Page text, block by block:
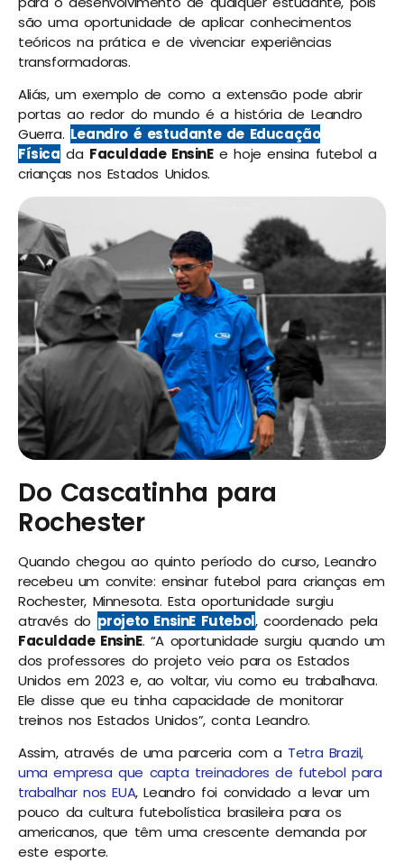
são uma oportunidade de aplicar conhecimentos
teóricos na prática e de vivenciar experiências
transformadoras.
Aliás, um exemplo de como a extensão pode abrir
portas ao redor do mundo é a história de Leandro
Guerra. Leandro é estudante de Educação
Física da Faculdade EnsinEe hoje ensina futebol a
crianças nos Estados Unidos.
Do Cascatinha para
Rochester
Quando chegou ao quinto período do curso, Leandro
recebeu um convite: ensinar futebol para crianças em
Rochester, Minnesota. Esta oportunidade surgiu
através do projeto EnsinE Futebol, coordenado pela
Faculdade EnsinE. “A oportunidade surgiu quando um
dos professores do projeto veio para os Estados
Unidos em 2023 e, ao voltar, viu como eu trabalhava.
Ele disse que eu tinha capacidade de monitorar
treinos nos Estados Unidos”, conta Leandro.
Assim, através de uma parceria com a Tetra Brazil,
uma empresa que capta treinadores de futebol para
trabalhar nos EUA, Leandro foi convidado a levar um
pouco da cultura futebolística brasileira para os
americanos, que têm uma crescente demanda por
este esporte.